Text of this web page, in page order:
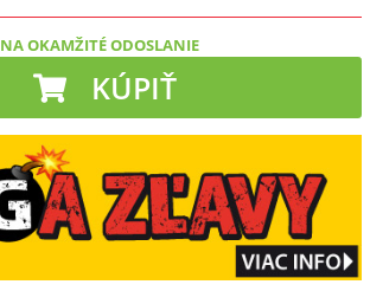
NA OKAMŽITÉ ODOSLANIE
KÚPIŤ